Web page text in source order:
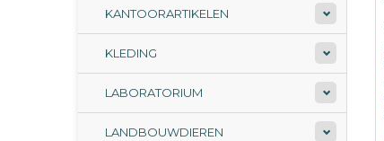
KANTOORARTIKELEN
KLEDING
LABORATORIUM
LANDBOUWDIEREN